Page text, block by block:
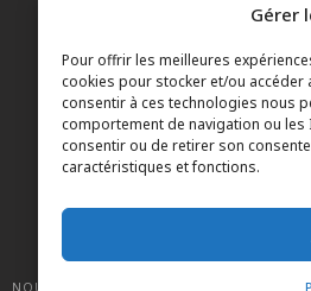
Gérer
Pour offrir les meilleures
cookies pour stocker et/ou accéder
consentir à ces technologies nous
comportement de navigation ou les
consentir ou de retirer son
caractéristiques et fonctions.
NOUS JOINDRE